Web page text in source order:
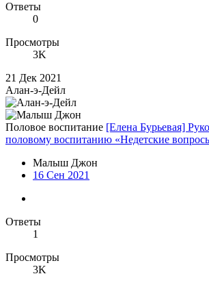
Ответы
0
Просмотры
3K
21 Дек 2021
Алан-э-Дейл
Половое воспитание [Елена Бурьевая]
половому воспитанию «Недетские
Малыш Джон
16 Сен 2021
Ответы
1
Просмотры
3K